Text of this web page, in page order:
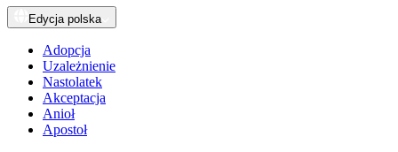
Edycja polska
Adopcja
Uzależnienie
Nastolatek
Akceptacja
Anioł
Apostoł